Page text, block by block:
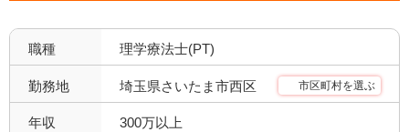
職種 理学療法士(PT)
勤務地 埼玉県さいたま市西区 市区町村を選ぶ
年収 300万以上